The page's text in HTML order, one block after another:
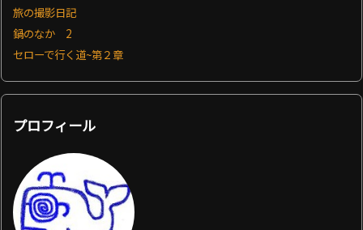
旅の撮影日記
鍋のなか 2
セローで行く道~第２章
プロフィール